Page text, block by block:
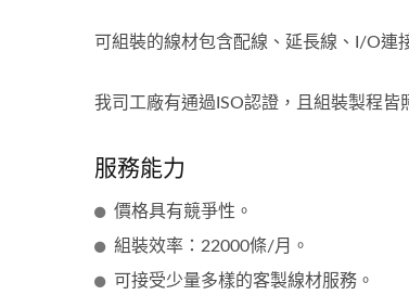
可組裝的線材包含配線、延長線、I/O連
我司工廠有通過ISO認證，且組裝製程皆
服務能力
價格具有競爭性。
組裝效率：22000條/月。
可接受少量多樣的客製線材服務。
半導體設備加工連接線